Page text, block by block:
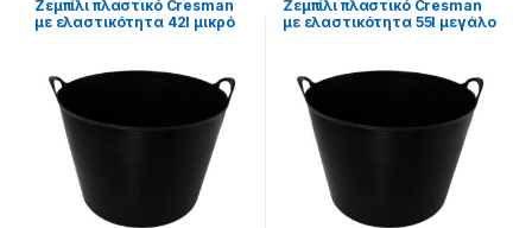
Ζεμπίλι πλαστικό Cresman
με ελαστικότητα 42l μικρό
Ζεμπίλι πλαστικό Cresman
με ελαστικότητα 55l μεγάλο